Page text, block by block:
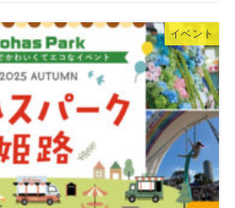
イベント